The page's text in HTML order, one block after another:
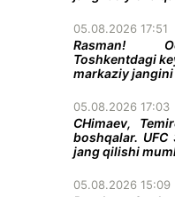
05.08.2026 17:51
Rasman!
Toshkentdagi
markaziy jangini
05.08.2026 17:03
CHimaev,
boshqalar.
jang qilishi
05.08.2026 15:09